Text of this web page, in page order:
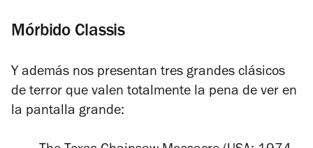
Mórbido Classis
Y además nos presentan tres grandes clásicos
de terror que valen totalmente la pena de ver en
la pantalla grande: